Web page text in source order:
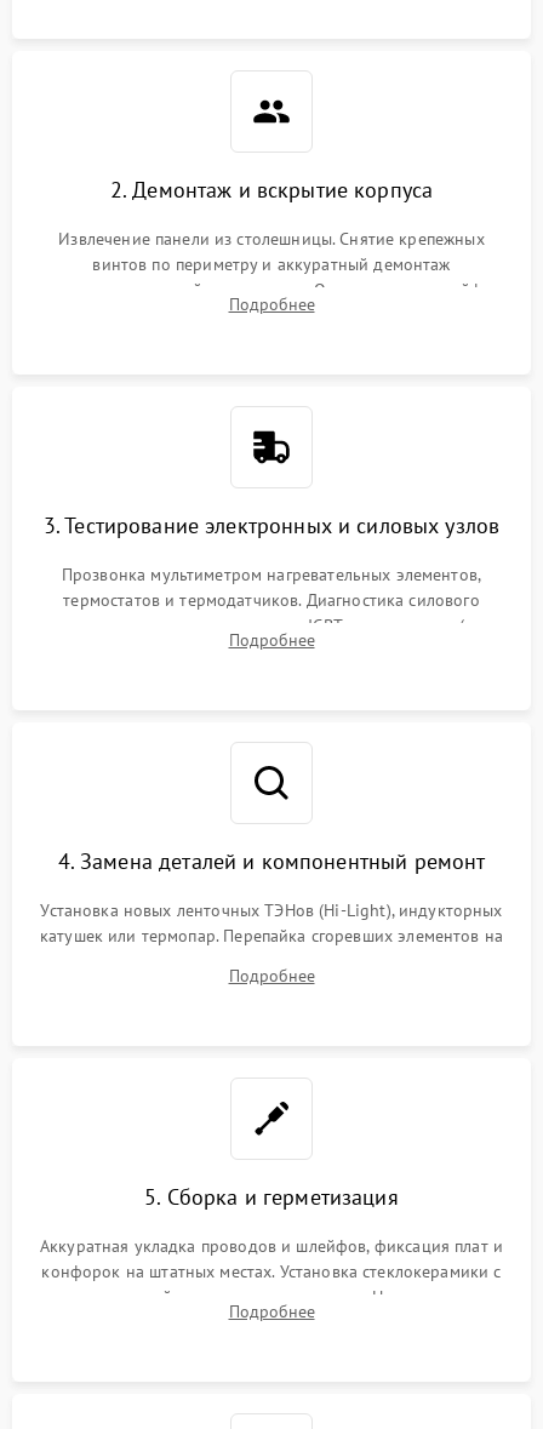
2. Демонтаж и вскрытие корпуса
Извлечение панели из столешницы. Снятие крепежных
винтов по периметру и аккуратный демонтаж
стеклокерамической поверхности. Отсоединение шлейфов
сенсорного блока для доступа к силовым платам, катушкам
Подробнее
3. Тестирование электронных и силовых узлов
Прозвонка мультиметром нагревательных элементов,
термостатов и термодатчиков. Диагностика силового
модуля, реле, диодных мостов и IGBT-транзисторов (для
индукции). Проверка кранов и газ-контроля (для газовых
Подробнее
4. Замена деталей и компонентный ремонт
Установка новых ленточных ТЭНов (Hi-Light), индукторных
катушек или термопар. Перепайка сгоревших элементов на
дорожек. Очистка контактов и замена поврежденной
Подробнее
5. Сборка и герметизация
Аккуратная укладка проводов и шлейфов, фиксация плат и
конфорок на штатных местах. Установка стеклокерамики с
проверкой равномерности зазоров. Нанесение
термостойкого герметика или укладка уплотнительной
Подробнее